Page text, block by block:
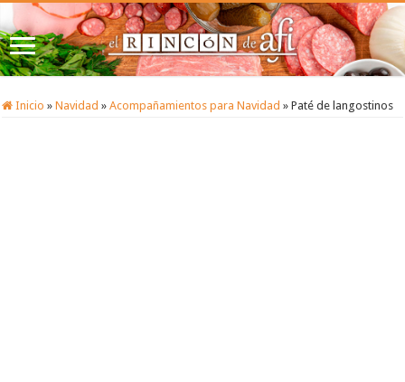
Inicio » Navidad » Acompañamientos para Navidad » Paté de langostinos